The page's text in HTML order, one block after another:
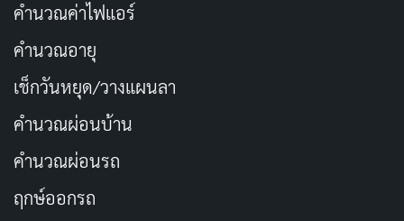
ผู้ชมรู้สึกอินกับเรื่องราว
ในท้ายที่สุด House of Spoils
ในด้านความหลอนและการเล่าเรื่อง แม้ว่าจะมีช่วงเวลาบาง
ส่วนที่พยายามจะสร้างความตื่นเต้น แต่โครงเรื่องที่คาดเดา
ได้ง่ายและตัวละครที่ไม่น่าดึงดูดกลับทำให้หนังเรื่องนี้ไม่
สามารถสร้างผลกระทบทางอารมณ์ต่อผู้ชมได้อย่างเต็มที่
หากคุณกำลังมองหาหนังที่มีความลุ้นระทึกและสยองขวัญ
คำนวณค่าไฟแอร์
คำนวณอายุ
เช็กวันหยุด/วางแผนลา
คำนวณผ่อนบ้าน
คำนวณผ่อนรถ
ฤกษ์ออกรถ